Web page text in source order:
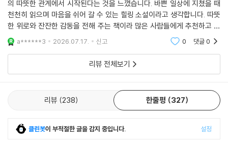
바 점장과 쓰기의 새로운 가족이 등장하면서 직원 미쓰리의 더더욱 풍성한
아이디어 창고가 되어주기도 한다(제6화 크리스마스 광상곡). 플롯의 차
이는 있지만 결국 ‘관계’를 키워드로 펼쳐지는 여섯 에피소드 모두 사람과
사람 사이의 연결감, 타인을 가만히 살피고 옆에 머물러주는 배려심과 조
용한 응원 같은 긍정적인 교류의 중요성을 전한다. 전체적인 분위기 또한
한밤중에 반짝반짝 불빛이 빛나는 편의점을 보면 왠지 안심이 되는 그 아
늑함과 친근함을 닮은 작품 『바다가 들리는 편의점』은 올해 우리를 위로할
의 따뜻한 관계에서 시작된다는 것을 느꼈습니다. 바쁜 일상에 지쳤을 때
천천히 읽으며 마음을 쉬어 갈 수 있는 힐링 소설이라고 생각합니다. 따뜻
한 위로와 잔잔한 감동을 전해 주는 책이라 많은 사람들에게 추천하고 싶
습니다.a******3 2026.07.17. 신고 0 댓글0
리뷰 전체보기
리뷰 238 한줄평 327
클린봇이 부적절한 글을 감지 중입니다. 설정